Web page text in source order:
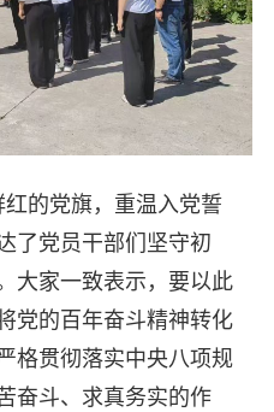
党旗，重温入党誓
了党员干部们坚守初
大家一致表示，要以此
党的百年奋斗精神转化
格贯彻落实中央八项规
奋斗、求真务实的作